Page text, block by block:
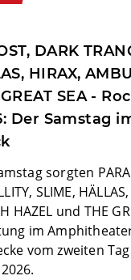
DARK
HIRAX,
SEA -
Der Samstag
sorgten
SLIME,
HAZEL und THE
im
vom zweiten